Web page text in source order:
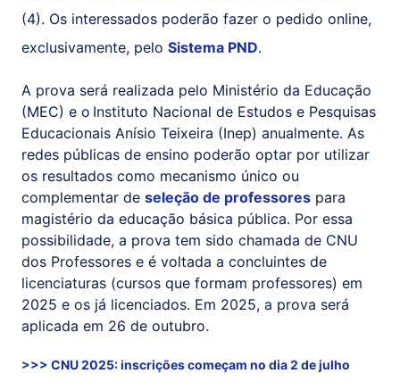
(4). Os interessados poderão fazer o pedido online,
exclusivamente, pelo Sistema PND.
A prova será realizada pelo Ministério da Educação
(MEC) e o Instituto Nacional de Estudos e Pesquisas
Educacionais Anísio Teixeira (Inep) anualmente. As
redes públicas de ensino poderão optar por utilizar
os resultados como mecanismo único ou
complementar de seleção de professores para
magistério da educação básica pública. Por essa
possibilidade, a prova tem sido chamada de CNU
dos Professores e é voltada a concluintes de
licenciaturas (cursos que formam professores) em
2025 e os já licenciados. Em 2025, a prova será
aplicada em 26 de outubro.
>>> CNU 2025: inscrições começam no dia 2 de julho